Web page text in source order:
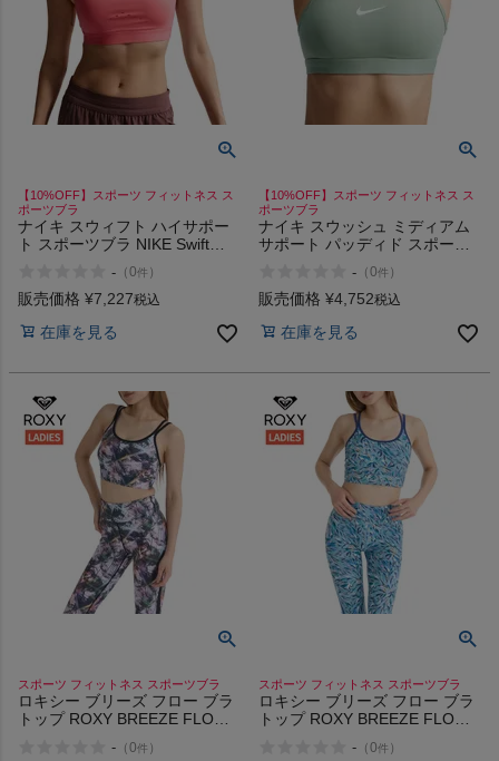
【10%OFF】スポーツ フィットネス ス
ポーツブラ
ナイキ スウィフト ハイサポー
ト スポーツブラ NIKE Swift
- （0件 ）
販売価格 ¥7,227税込
在庫を見る
【10%OFF】スポーツ フィットネス ス
ポーツブラ
ナイキ スウッシュ ミディアム
サポート パッディド スポーツ
Support Padded Sports Bra
- （0件 ）
販売価格 ¥4,752税込
在庫を見る
スポーツ フィットネス スポーツブラ
ロキシー ブリーズ フロー ブラ
トップ ROXY BREEZE FLOW
- （0件 ）
スポーツ フィットネス スポーツブラ
ロキシー ブリーズ フロー ブラ
トップ ROXY BREEZE FLOW
- （0件 ）